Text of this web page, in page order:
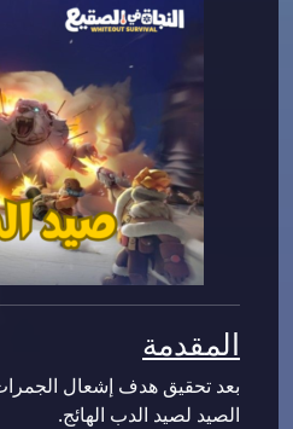
المقدمة
بعد تحقيق هدف إشعال
الصيد لصيد الدب الهائج.